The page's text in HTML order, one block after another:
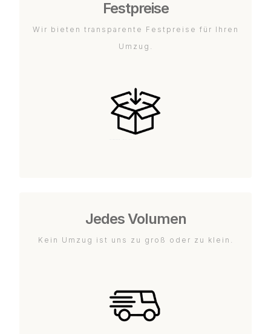
Festpreise
Wir bieten transparente Festpreise für Ihren
Umzug.
Jedes Volumen
Kein Umzug ist uns zu groß oder zu klein.